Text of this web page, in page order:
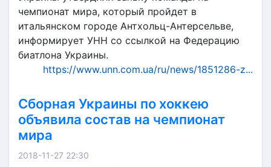
чемпионат мира, который пройдет в
итальянском городе Антхольц-Антерсельве,
информирует УНН со ссылкой на Федерацию
биатлона Украины.
https://www.unn.com.ua/ru/news/1851286-z...
Сборная Украины по хоккею
объявила состав на чемпионат
мира
2018-11-27 22:30